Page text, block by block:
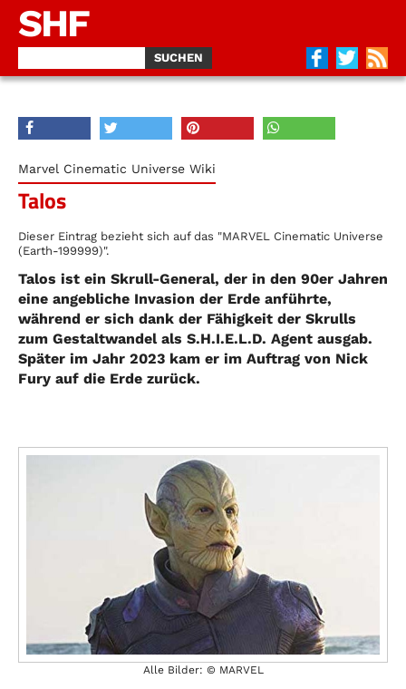
SHF
Marvel Cinematic Universe Wiki
Talos
Dieser Eintrag bezieht sich auf das "MARVEL Cinematic Universe
(Earth-199999)".
Talos ist ein Skrull-General, der in den 90er Jahren
eine angebliche Invasion der Erde anführte,
während er sich dank der Fähigkeit der Skrulls
zum Gestaltwandel als S.H.I.E.L.D. Agent ausgab.
Später im Jahr 2023 kam er im Auftrag von Nick
Fury auf die Erde zurück.
Alle Bilder: © MARVEL